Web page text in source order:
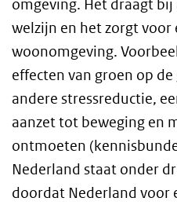
omgeving. Het draagt bij
welzijn en het zorgt voor
woonomgeving.
effecten van groen op
andere stressreductie,
aanzet tot beweging en
ontmoeten
Nederland staat onder
doordat Nederland voor